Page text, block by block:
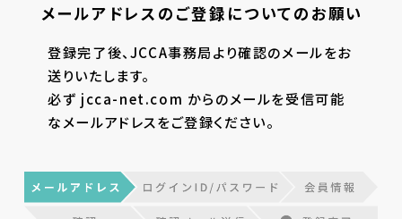
メールアドレスのご登録についてのお願い
登録完了後、JCCA事務局より確認のメールをお
送りいたします。
必ず jcca-net.com からのメールを受信可能
なメールアドレスをご登録ください。